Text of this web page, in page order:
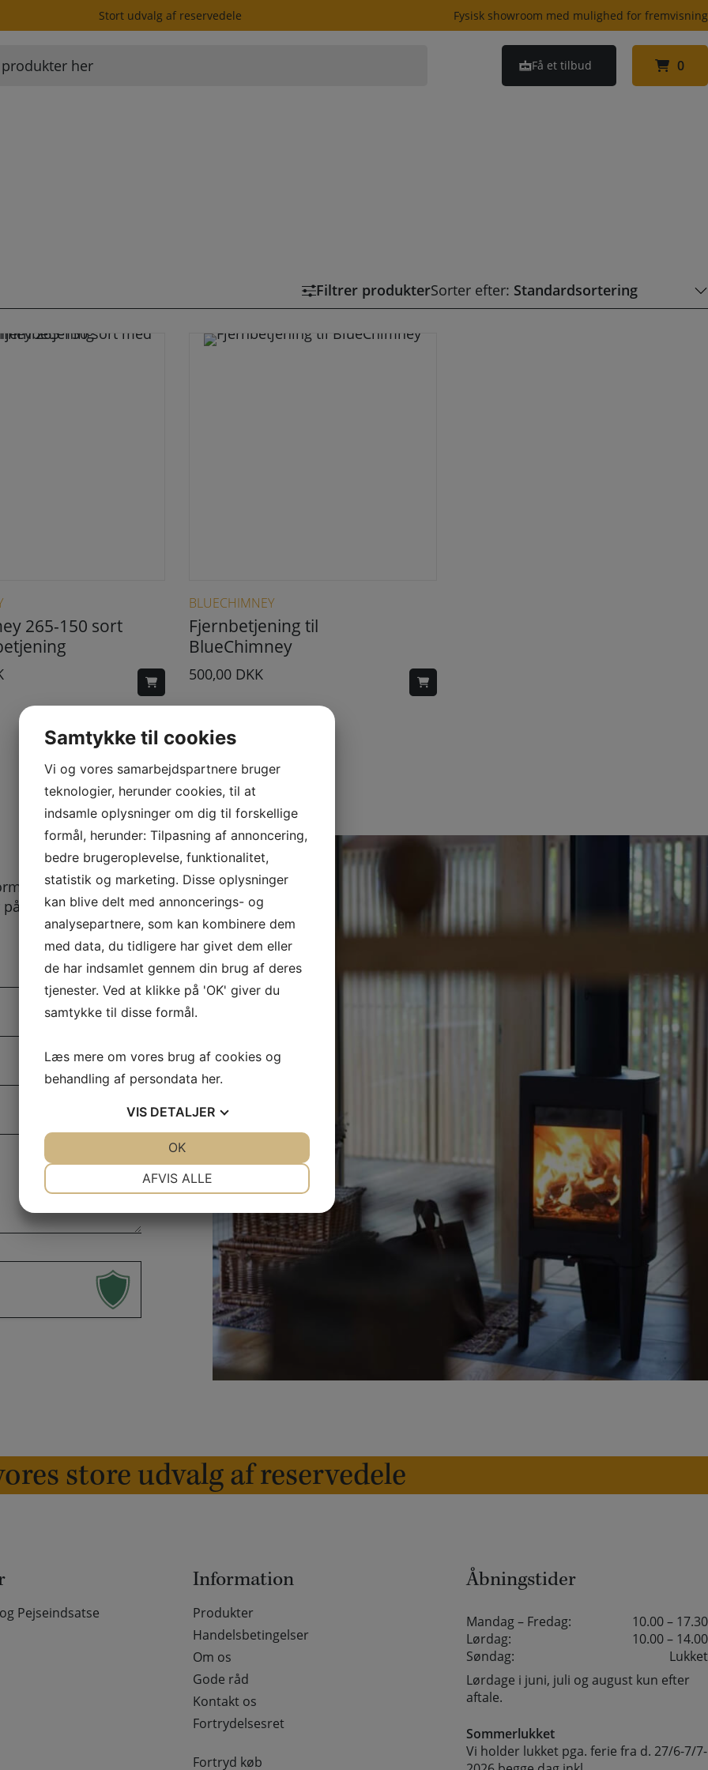
Stort udvalg af reservedele Fysisk showroom med mulighed for fremvisning
Få et tilbud 0
0
Filtrer produkterSorter efter:
265-150 sort
BLUECHIMNEY
Fjernbetjening til
BlueChimney
500,00 DKK
kan
på her. Vi bestræber
store udvalg af reservedele
Pejseindsatse
Information
Produkter
Handelsbetingelser
Om os
Gode råd
Kontakt os
Fortrydelsesret
Fortryd køb
Åbningstider
Mandag – Fredag:
10.00 – 17.30
Lørdag:
10.00 – 14.00
Søndag:
Lukket
Lørdage i juni, juli og august kun efter
aftale.
Sommerlukket
Vi holder lukket pga. ferie fra d. 27/6-7/7-
Samtykke til cookies
Vi og vores samarbejdspartnere bruger
teknologier, herunder cookies, til at
indsamle oplysninger om dig til forskellige
formål, herunder: Tilpasning af annoncering,
bedre brugeroplevelse, funktionalitet,
statistik og marketing. Disse oplysninger
kan blive delt med annoncerings- og
analysepartnere, som kan kombinere dem
med data, du tidligere har givet dem eller
de har indsamlet gennem din brug af deres
tjenester. Ved at klikke på 'OK' giver du
samtykke til disse formål.
Læs mere om vores brug af cookies og
behandling af persondata her.
VIS DETALJER
MARKETING STATISTIK
AFVIS ALLE
OK